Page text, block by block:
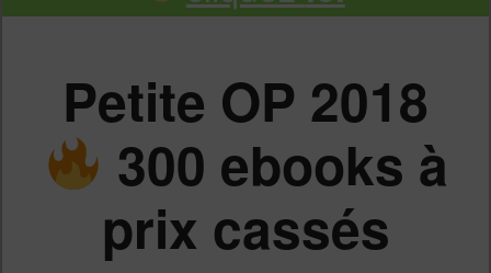
principal
secondaire
Petite OP 2018
300 ebooks à
prix cassés